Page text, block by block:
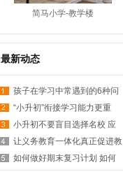
简马小学-教学楼
最新动态
孩子在学习中常遇到的6种问
“小升初”衔接学习能力更重
小升初不要盲目选择名校 应
让义务教育一体化真正促进教
如何做好期末复习计划 如何